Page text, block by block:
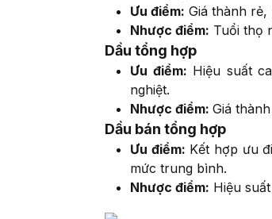
Ưu điểm: Giá thành
Nhược điểm: Tuổi thọ
Dầu tổng hợp
Ưu điểm: Hiệu suất
nghiệt.
Nhược điểm: Giá
Dầu bán tổng hợp
Ưu điểm: Kết hợp ưu
mức trung bình.
Nhược điểm: Hiệu